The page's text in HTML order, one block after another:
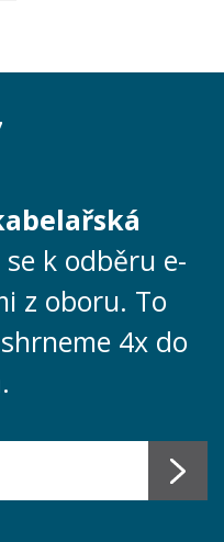
k odběru e-
z oboru. To
4x do